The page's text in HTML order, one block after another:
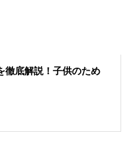
徹底解説！子供のため